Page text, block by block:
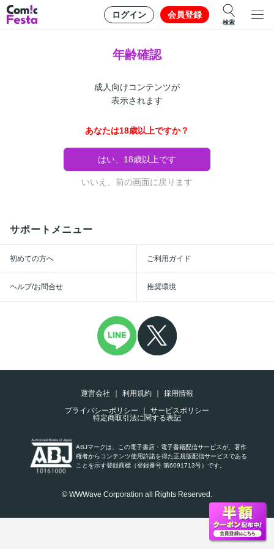
ログイン 会員登録
検索
年齢確認
成人向けコンテンツが
表示されます
あなたは18歳以上ですか？
はい、18歳以上です
いいえ、前の画面に戻ります
サポートメニュー
初めての方へ ご利用ガイド
ヘルプ/お問合せ 推奨環境
運営会社 利用規約
採用情報
プライバシーポリシー
サービスポリシー
特定商取引法に関する表記
ABJマークは、この電子書店・電子書籍配信サービスが、著作
権者からコンテンツ使用許諾を得た正規版配信サービスである
ことを示す登録商標（登録番号 第6091713号）です。
© WWWave Corporation all Rights Reserved.